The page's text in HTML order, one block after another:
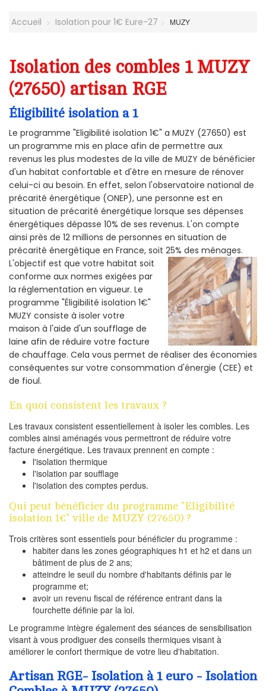
Accueil Isolation pour 1€ Eure-27 MUZY
Isolation des combles 1 MUZY
(27650) artisan RGE
Éligibilité isolation a 1
Le programme "Eligibilité isolation 1€" a MUZY (27650) est
un programme mis en place afin de permettre aux
revenus les plus modestes de la ville de MUZY de bénéficier
d'un habitat confortable et d'être en mesure de rénover
celui-ci au besoin. En effet, selon l'observatoire national de
précarité énergétique (ONEP), une personne est en
situation de précarité énergétique lorsque ses dépenses
énergétiques dépasse 10% de ses revenus. L'on compte
ainsi près de 12 millions de personnes en situation de
précarité énergétique en France, soit 25% des ménages.
L'objectif est que votre habitat soit
conforme aux normes exigées par
la réglementation en vigueur. Le
programme "Éligibilité isolation 1€"
MUZY consiste à isoler votre
maison à l'aide d'un soufflage de
laine afin de réduire votre facture
de chauffage. Cela vous permet de réaliser des économies
conséquentes sur votre consommation d'énergie (CEE) et
de fioul.
En quoi consistent les travaux ?
Les travaux consistent essentiellement à isoler les combles. Les
combles ainsi aménagés vous permettront de réduire votre
facture énergétique. Les travaux prennent en compte :
l'isolation thermique
l'isolation par soufflage
l'isolation des comptes perdus.
Qui peut bénéficier du programme "Eligibilité
isolation 1€" ville de MUZY (27650) ?
Trois critères sont essentiels pour bénéficier du programme :
habiter dans les zones géographiques h1 et h2 et dans un
bâtiment de plus de 2 ans;
atteindre le seuil du nombre d'habitants définis par le
programme et;
avoir un revenu fiscal de référence entrant dans la
fourchette définie par la loi.
Le programme intègre également des séances de sensibilisation
visant à vous prodiguer des conseils thermiques visant à
améliorer le confort thermique de votre lieu d'habitation.
Artisan RGE- Isolation à 1 euro - Isolation